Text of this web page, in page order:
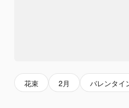
花束 2月 バレンタイ